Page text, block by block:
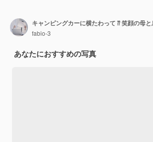
fabio-3
あなたにおすすめの写真